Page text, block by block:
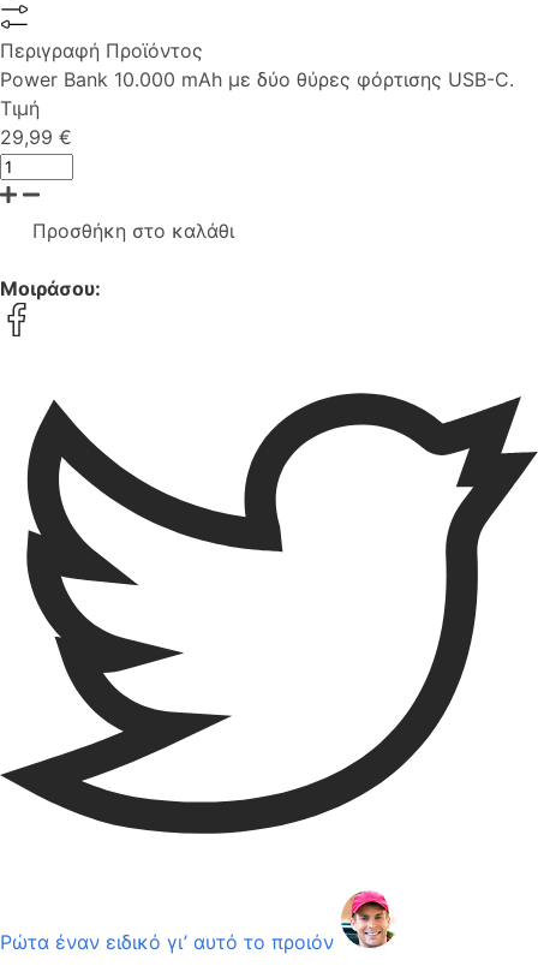
Περιγραφή Προϊόντος
Power Bank 10.000 mAh με δύο θύρες φόρτισης USB-C.
Τιμή
29,99 €
Προσθήκη στο καλάθι
Μοιράσου:
Ρώτα έναν ειδικό γι’ αυτό το προιόν